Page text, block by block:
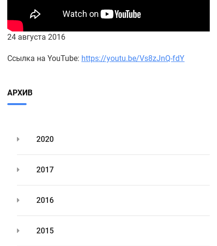
24 августа 2016
Ссылка на YouTube: https://youtu.be/Vs8zJnQ-fdY
АРХИВ
2020
2017
2016
2015